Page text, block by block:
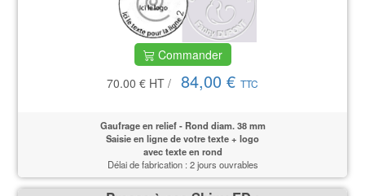
Commander
70.00 € HT / 84,00 € TTC
Gaufrage en relief - Rond diam. 38 mm
Saisie en ligne de votre texte + logo
avec texte en rond
Délai de fabrication : 2 jours ouvrables